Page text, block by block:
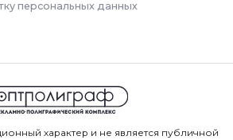
персональных данных
характер и не является публичной